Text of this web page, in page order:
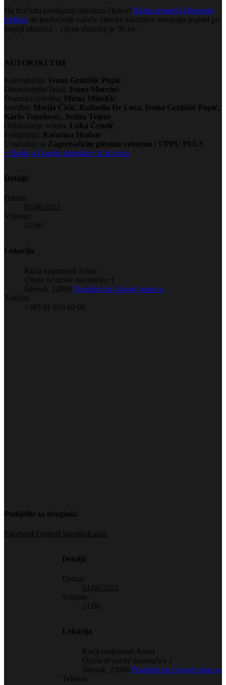
Na fizičkim prodajnim mjestima članovi Kluba prijatelja šibenskih
tvrđava uz predočenje važeće članske iskaznice ostvaruju popust pri
kupnji ulaznica – cijena ulaznice je 30 kn.
AUTORSKI TIM
Koreografija: Ivona Grubišić Pupić
Dramaturgija/Tekst: Ivona Marciuš
Dramska izvedba: Mirna Mihelčić
Izvedba: Matija Čićić, Raffaella De Luca, Ivona Grubišić Pupić,
Karlo Topolovec, Judita Tripar
Oblikovanje svjetla: Luka Črnelč
Fotografija: Katarina Hrabar
U suradnji sa Zagrebačkim plesnim centrom i UPPU PULS
+ Dodaj u Google kalendar+ iCal izvoz
Detalji:
Datum:
01/06/2022
Vrijeme:
21:00
Lokacija
Kuća umjetnosti Arsen
Obala hrvatske mornarice 1
Šibenik
22000 Pogledaj na Google maps-u
Telefon:
+385 91 619 60 09
Podijelite sa drugima!
Facebook TwitterLinkedInEmail:
Detalji:
Datum:
01/06/2022
Vrijeme:
21:00
Lokacija
Kuća umjetnosti Arsen
Obala hrvatske mornarice 1
Šibenik
22000 Pogledaj na Google maps-u
Telefon: